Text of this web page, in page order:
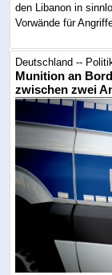
den Libanon in
Vorwände für
Deutschland --
Munition an
zwischen zwei